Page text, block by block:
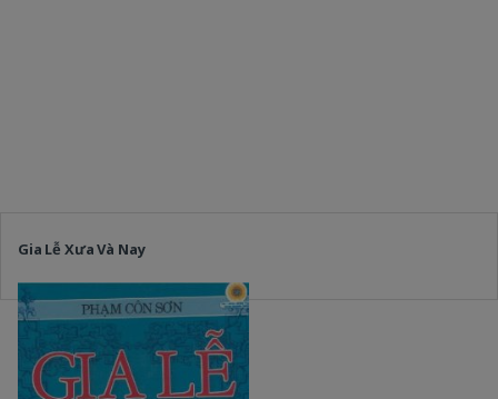
Gia Lễ Xưa Và Nay